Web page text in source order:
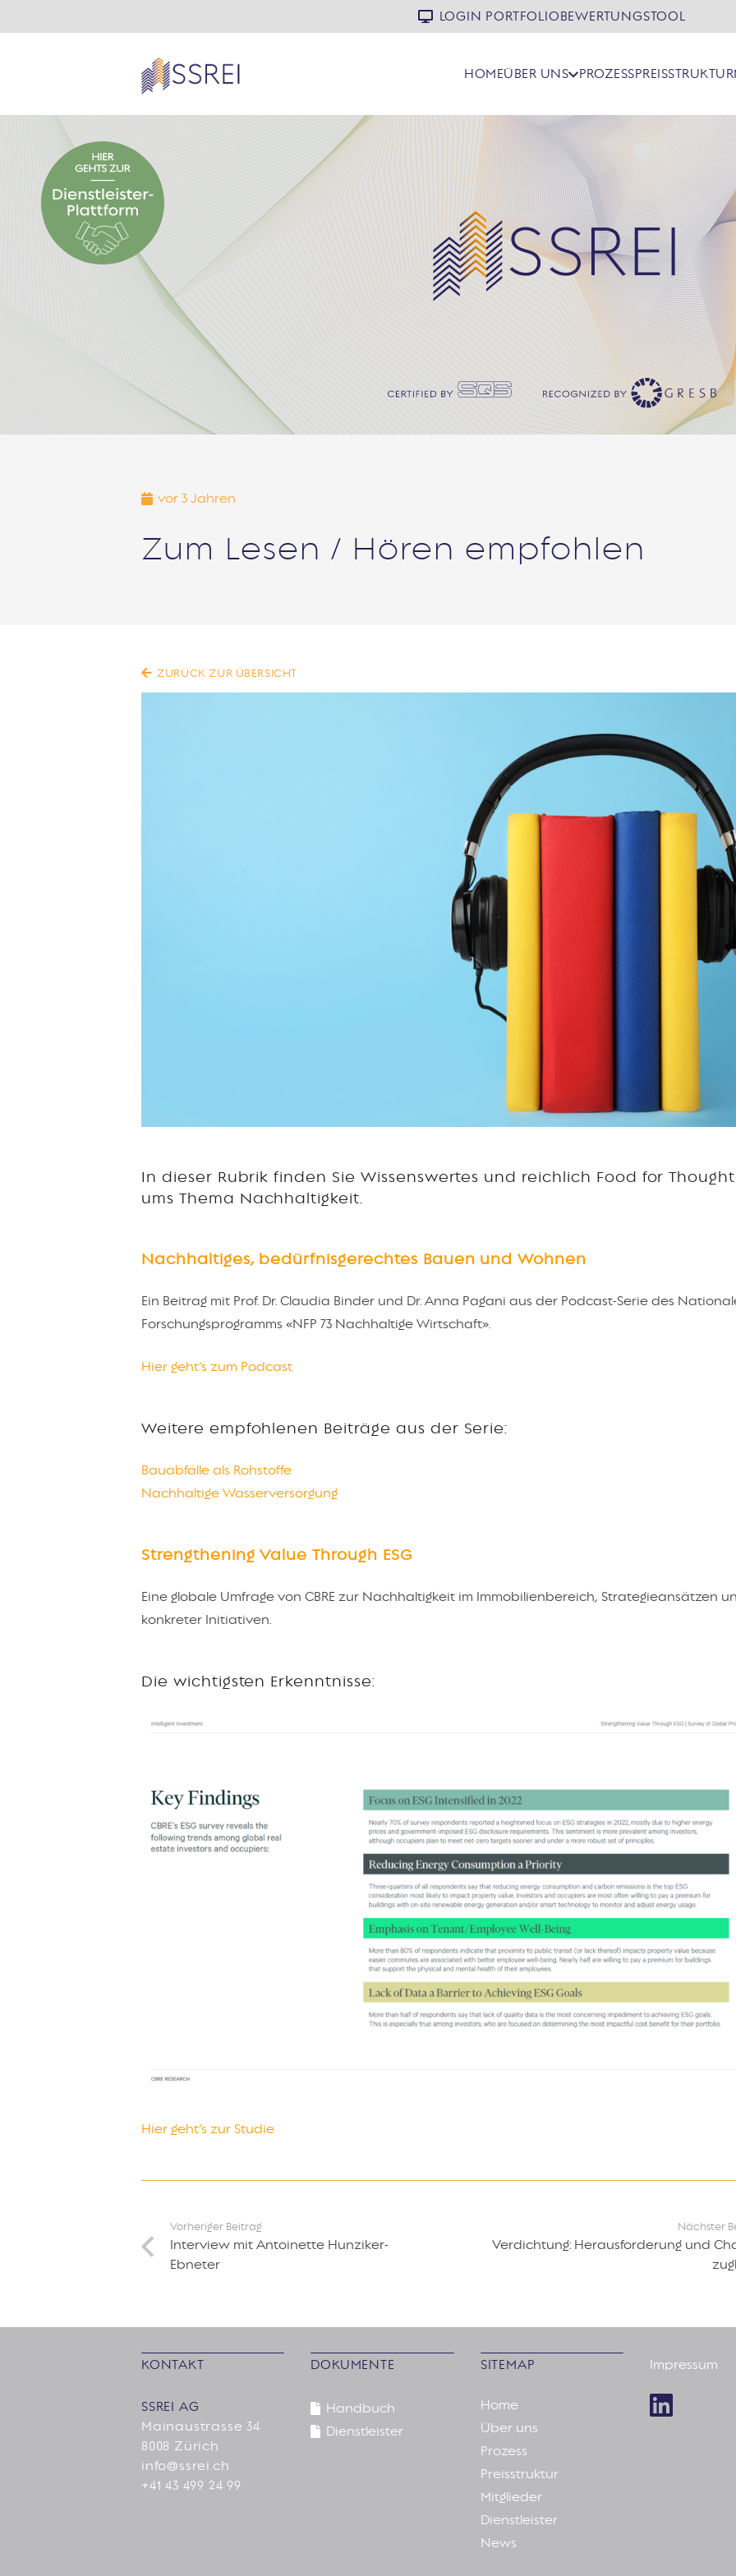
LOGIN PORTFOLIOBEWERTUNGSTOOL
HOMEÜBER UNS PROZESSPREISSTRUKTUR
vor 3 Jahren
Zum Lesen / Hören empfohlen
ZURÜCK ZUR ÜBERSICHT
In dieser Rubrik finden Sie Wissenswertes und reichlich Food for
ums Thema Nachhaltigkeit.
Nachhaltiges, bedürfnisgerechtes Bauen und Wohnen
Ein Beitrag mit Prof. Dr. Claudia Binder und Dr. Anna Pagani aus der Podcast-Serie des
Forschungsprogramms «NFP 73 Nachhaltige Wirtschaft».
Hier geht’s zum Podcast
Weitere empfohlenen Beiträge aus der Serie:
Bauabfälle als Rohstoffe
Nachhaltige Wasserversorgung
Strengthening Value Through ESG
Eine globale Umfrage von CBRE zur Nachhaltigkeit im Immobilienbereich, Strategieansätzen
konkreter Initiativen.
Die wichtigsten Erkenntnisse:
Hier geht’s zur Studie
Vorheriger Beitrag
Interview mit Antoinette Hunziker-
Ebneter
Nächster
Verdichtung: Herausforderung und
KONTAKT
SSREI AG
Mainaustrasse 34
8008 Zürich
info@ssrei.ch
+41 43 499 24 99
DOKUMENTE
Handbuch
Dienstleister
SITEMAP
Home
Über uns
Prozess
Preisstruktur
Mitglieder
Dienstleister
News
Impressum